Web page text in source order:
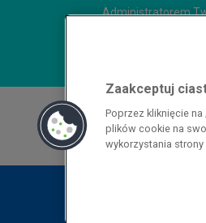
Administratorem
Nasze akta
Zaakceptuj
Poprzez kliknięcie
plików cookie na
wykorzystania strony